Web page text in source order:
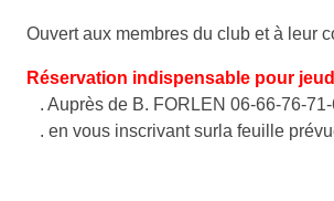
Ouvert aux membres du club et à leur
Réservation indispensable pour
. Auprès de B. FORLEN 06-66-76-
. en vous inscrivant surla feuille